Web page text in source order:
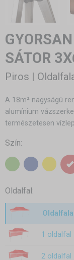
SÁTOR
Piros |
A 18m² nagyságú
alumínium
természetesen
Szín:
Oldalfal:
1 oldalfal
2 oldalfal